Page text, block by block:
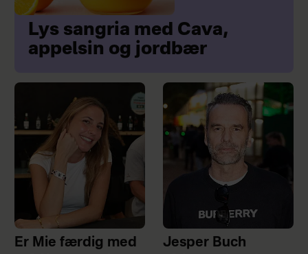
Lys sangria med Cava,
appelsin og jordbær
Er Mie færdig med
Jesper Buch